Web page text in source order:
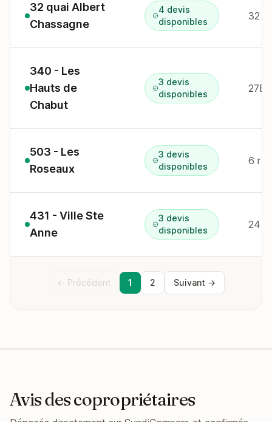
32 quai Albert
Chassagne
4 devis
disponibles
32
340 - Les
Hauts de
Chabut
3 devis
disponibles
27B
503 - Les
Roseaux
3 devis
disponibles
6 r
431 - Ville Ste
Anne
3 devis
disponibles
24
← Précédent 1 2 Suivant →
Avis des copropriétaires